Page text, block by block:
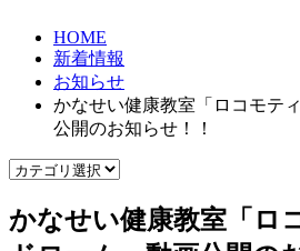
HOME
新着情報
お知らせ
かなせい健康教室「ロコモテ
公開のお知らせ！！
かなせい健康教室「ロ